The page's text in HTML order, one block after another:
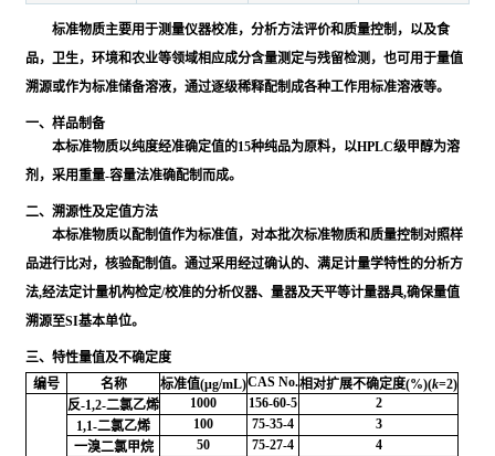
标准物质主要用于测量仪器校准，分析方法评价和质量控制，以及食
品，卫生，环境和农业等领域相应成分含量测定与残留检测，也可用于量值
溯源或作为标准储备溶液，通过逐级稀释配制成各种工作用标准溶液等。
一、样品制备
本标准物质以纯度经准确定值的15种纯品为原料，以HPLC级甲醇为溶
剂，采用重量-容量法准确配制而成。
二、溯源性及定值方法
本标准物质以配制值作为标准值，对本批次标准物质和质量控制对照样
品进行比对，核验配制值。通过采用经过确认的、满足计量学特性的分析方
法,经法定计量机构检定/校准的分析仪器、量器及天平等计量器具,确保量值
溯源至SI基本单位。
三、特性量值及不确定度
编号
名称 标准值(μg/mL)CAS No.相对扩展不确定度(%)(k=2)
反-1,2-二氯乙烯 1000 156-60-5
2
1,1-二氯乙烯
100 75-35-4
3
一溴二氯甲烷
50 75-27-4
4